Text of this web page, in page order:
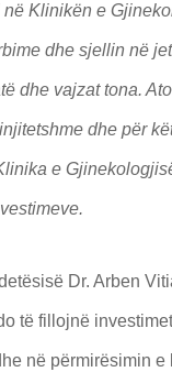
në Klinikën e
dhe sjellin në
dhe vajzat tona.
dhe për
e
Dr. Arben
të fillojnë
në përmirësimin e